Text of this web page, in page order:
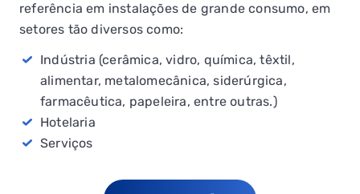
referência em instalações de grande consumo, em
setores tão diversos como:
Indústria (cerâmica, vidro, química, têxtil,
alimentar, metalomecânica, siderúrgica,
farmacêutica, papeleira, entre outras.)
Hotelaria
Serviços